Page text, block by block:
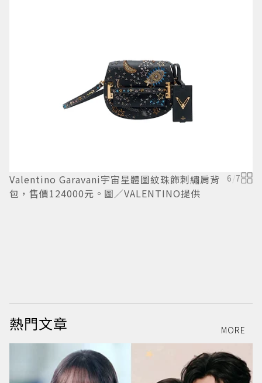
Valentino Garavani宇宙星體圖紋珠飾刺繡肩背
包，售價124000元。圖／VALENTINO提供
6/7
熱門文章 MORE